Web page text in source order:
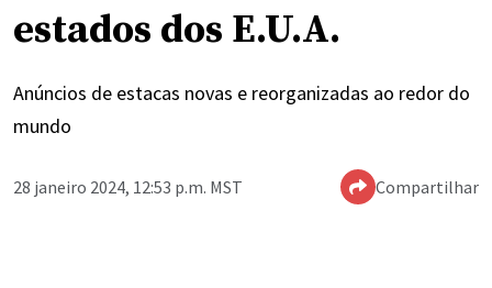
estados dos E.U.A.
Anúncios de estacas novas e reorganizadas ao redor do
mundo
28 janeiro 2024, 12:53 p.m. MST Compartilhar